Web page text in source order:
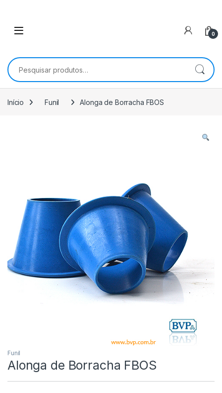
0
Pesquisar por:
Início Funil Alonga de Borracha FBOS
Funil
Alonga de Borracha FBOS